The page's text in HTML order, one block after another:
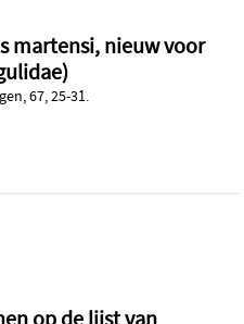
martensi, nieuw voor
67, 25-31.